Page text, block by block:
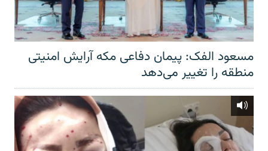
مسعود الفک: پیمان دفاعی مکه آرایش امنیتی
منطقه را تغییر می‌دهد